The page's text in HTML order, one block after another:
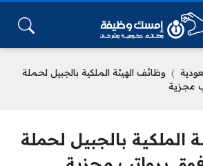
وظائف الهيئة الملكية بالجبيل لحملة
مجزية
الملكية بالجبيل لحملة